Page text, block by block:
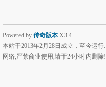
Powered by 传奇版本 X3.4
本站于2013年2月28日成立，至今运行:
网络,严禁商业使用,请于24小时内删除!